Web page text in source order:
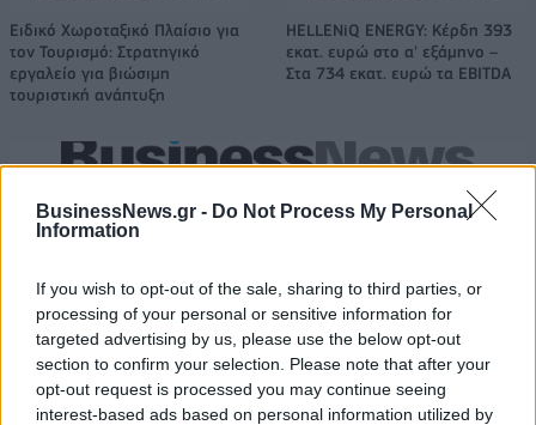
BusinessNews.gr - Do Not Process My Personal
Information
If you wish to opt-out of the sale, sharing to third parties, or
processing of your personal or sensitive information for
targeted advertising by us, please use the below opt-out
section to confirm your selection. Please note that after your
opt-out request is processed you may continue seeing
interest-based ads based on personal information utilized by
Ειδικό Χωροταξικό Πλαίσιο για
τον Τουρισμό: Στρατηγικό
εργαλείο για βιώσιμη
τουριστική ανάπτυξη
HELLENiQ ENERGY: Κέρδη 393
εκατ. ευρώ στο α' εξάμηνο –
Στα 734 εκατ. ευρώ τα EBITDA
Το FIAT 500 Hybrid τώρα από
18.990 ευρώ
Ατρόμητος και Novibet
συνεχίζουν μαζί: Ανανέωση της
συνεργασίας τους μέχρι το
2028